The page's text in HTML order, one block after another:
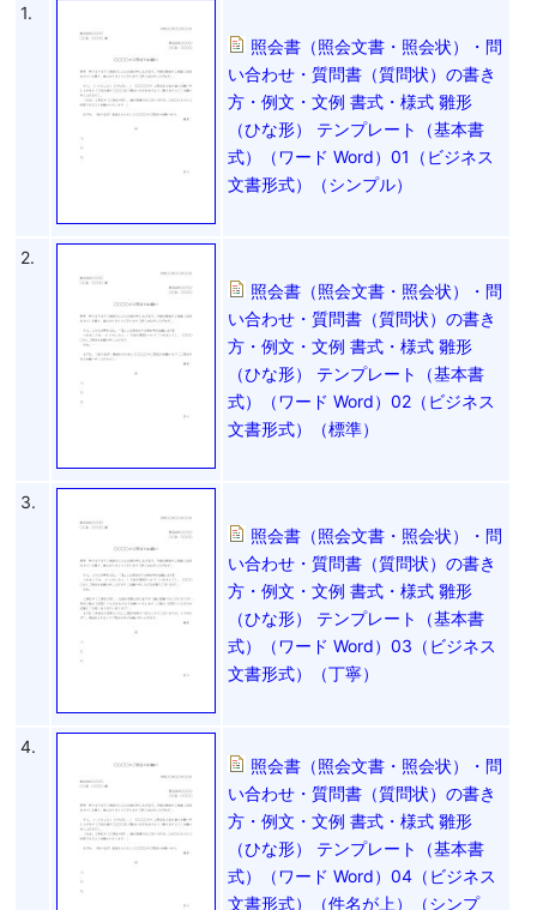
1.
照会書（照会文書・照会状）・問
い合わせ・質問書（質問状）の書き
方・例文・文例 書式・様式 雛形
（ひな形） テンプレート（基本書
式）（ワード Word）01（ビジネス
文書形式）（シンプル）
2.
照会書（照会文書・照会状）・問
い合わせ・質問書（質問状）の書き
方・例文・文例 書式・様式 雛形
（ひな形） テンプレート（基本書
式）（ワード Word）02（ビジネス
文書形式）（標準）
3.
照会書（照会文書・照会状）・問
い合わせ・質問書（質問状）の書き
方・例文・文例 書式・様式 雛形
（ひな形） テンプレート（基本書
式）（ワード Word）03（ビジネス
文書形式）（丁寧）
4.
照会書（照会文書・照会状）・問
い合わせ・質問書（質問状）の書き
方・例文・文例 書式・様式 雛形
（ひな形） テンプレート（基本書
式）（ワード Word）04（ビジネス
文書形式）（件名が上）（シンプ